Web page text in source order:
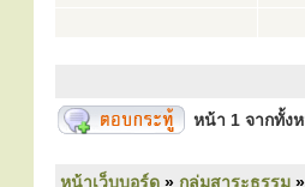
หน้า 1 จากทั้ง
หน้าเว็บบอร์ด » กลุ่มสาระธรรม »